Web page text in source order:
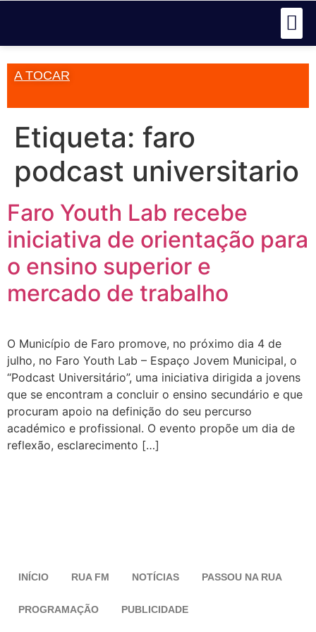
A TOCAR
Etiqueta: faro
podcast universitario
Faro Youth Lab recebe
iniciativa de orientação para
o ensino superior e
mercado de trabalho
O Município de Faro promove, no próximo dia 4 de
julho, no Faro Youth Lab – Espaço Jovem Municipal, o
“Podcast Universitário”, uma iniciativa dirigida a jovens
que se encontram a concluir o ensino secundário e que
procuram apoio na definição do seu percurso
académico e profissional. O evento propõe um dia de
reflexão, esclarecimento […]
INÍCIO RUA FM NOTÍCIAS PASSOU NA RUA
PROGRAMAÇÃO PUBLICIDADE